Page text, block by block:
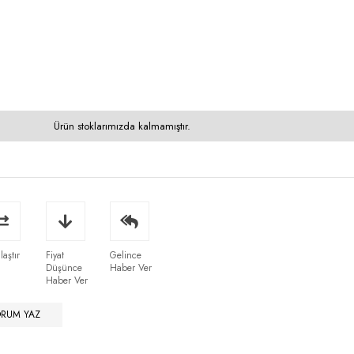
Ürün stoklarımızda kalmamıştır.
Fiyat
Düşünce
Haber Ver
Gelince
Haber Ver
YAZ